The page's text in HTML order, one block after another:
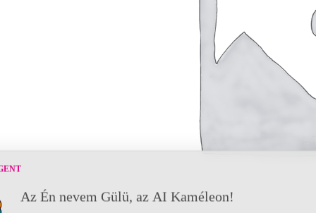
Az Én nevem Gülü, az AI Kaméleon!